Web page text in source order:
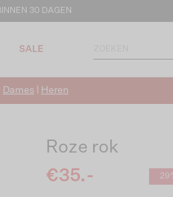
30 DAGEN
SALE
Dames Heren
Roze rok
€35.-